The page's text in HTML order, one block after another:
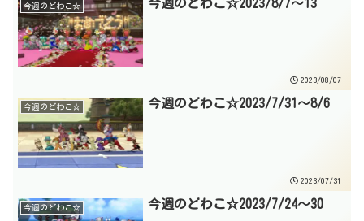
今週のどわこ☆ 今週のどわこ☆2023/8/7～13
2023/08/07
今週のどわこ☆ 今週のどわこ☆2023/7/31～8/6
2023/07/31
今週のどわこ☆ 今週のどわこ☆2023/7/24～30